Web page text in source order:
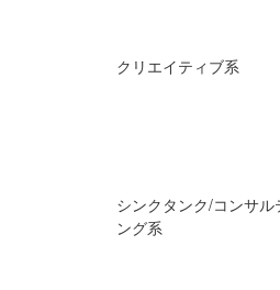
クリエイティブ系
シンクタンク/コンサル
ング系